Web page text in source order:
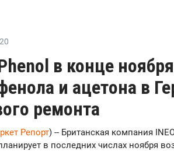
в конце
и ацетона в
ремонта
Репорт) -- Британская компания
в последних числах ноября